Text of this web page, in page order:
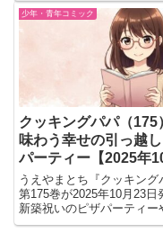
すく紹介。
少年・青年コミック
クッキングパパ（175
味わう幸せの引っ越
パーティー【2025年
23日発売】
うえやまとち『クッキング
第175巻が2025年10月23日
新築祝いのピザパーティー
鍋料理など、家族の温もり